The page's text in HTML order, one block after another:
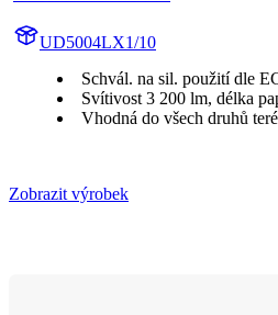
UD5004LX1/10
Schvál. na sil. použití dle
Svítivost 3 200 lm, délka
Vhodná do všech druhů
Zobrazit výrobek